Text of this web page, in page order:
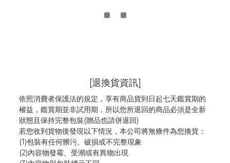
[退換貨資訊]
依照消費者保護法的規定，享有商品貨到日起七天鑑賞期的
權益，鑑賞期並非試用期，所以您所退回的商品必須是全新
狀態且保持完整包裝(贈品也請併退回)
若您收到貨物後發現以下情況，本公司將無條件為您換貨：
(1)包裝有任何髒污、破損或不完整現象
(2)內容物發霉、 受潮或有異物出現